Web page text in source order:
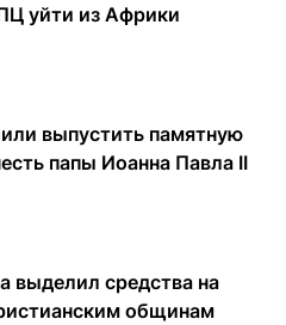
уйти из Африки
выпустить памятную
папы Иоанна Павла II
выделил средства на
общинам